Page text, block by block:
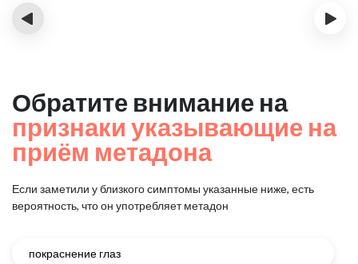
‹ ›
Обратите внимание на
признаки указывающие на
приём метадона
Если заметили у близкого симптомы указанные ниже, есть
вероятность, что он употребляет метадон
покраснение глаз